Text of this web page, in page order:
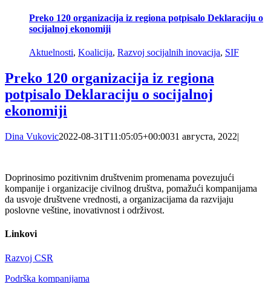
Preko 120 organizacija iz regiona potpisalo Deklaraciju o
socijalnoj ekonomiji
Aktuelnosti, Koalicija, Razvoj socijalnih inovacija, SIF
Preko 120 organizacija iz regiona
potpisalo Deklaraciju o socijalnoj
ekonomiji
Dina Vukovic2022-08-31T11:05:05+00:0031 августа, 2022|
Doprinosimo pozitivnim društvenim promenama povezujući
kompanije i organizacije civilnog društva, pomažući kompanijama
da usvoje društvene vrednosti, a organizacijama da razvijaju
poslovne veštine, inovativnost i održivost.
Linkovi
Razvoj CSR
Podrška kompanijama